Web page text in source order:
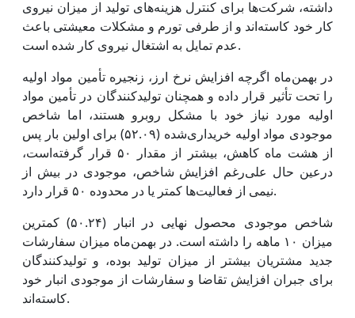
داشته، شرکت‌ها برای کنترل هزینه‌های تولید از میزان نیروی
کار خود کاسته‌اند و از طرفی تورم و مشکلات معیشتی باعث
عدم تمایل به اشتغال نیروی کار شده است.
در بهمن‌ماه اگرچه افزایش نرخ ارز، زنجیره تأمین مواد اولیه
را تحت تأثیر قرار داده و همچنان تولیدکنندگان در تأمین مواد
اولیه مورد نیاز خود با مشکل روبرو هستند، اما شاخص
موجودی مواد اولیه خریداری‌شده (۵۲.۰۹) برای اولین بار پس
از هشت ماه کاهش، بیشتر از مقدار ۵۰ قرار گرفته‌است،
درعین حال علی‌رغم افزایش شاخص، موجودی در بیش از
نیمی از فعالیت‌ها کمتر یا در محدوده ۵۰ قرار دارد.
شاخص موجودی محصول نهایی در انبار (۵۰.۲۴) کمترین
میزان ۱۰ ماهه را داشته است. در بهمن‌ماه میزان سفارشات
جدید مشتریان بیشتر از میزان تولید بوده، و تولیدکنندگان
برای جبران افزایش تقاضا و سفارشات از موجودی انبار خود
کاسته‌اند.